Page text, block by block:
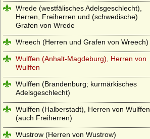
Wrede (westfälisches Adelsgeschlecht),
Herren, Freiherren und (schwedische)
Grafen von Wrede
Wreech (Herren und Grafen von Wreech)
Wulffen (Anhalt-Magdeburg), Herren von
Wulffen
Wulffen (Brandenburg; kurmärkisches
Adelsgeschlecht)
Wulffen (Halberstadt), Herren von Wulffen
(auch Freiherren)
Wustrow (Herren von Wustrow)